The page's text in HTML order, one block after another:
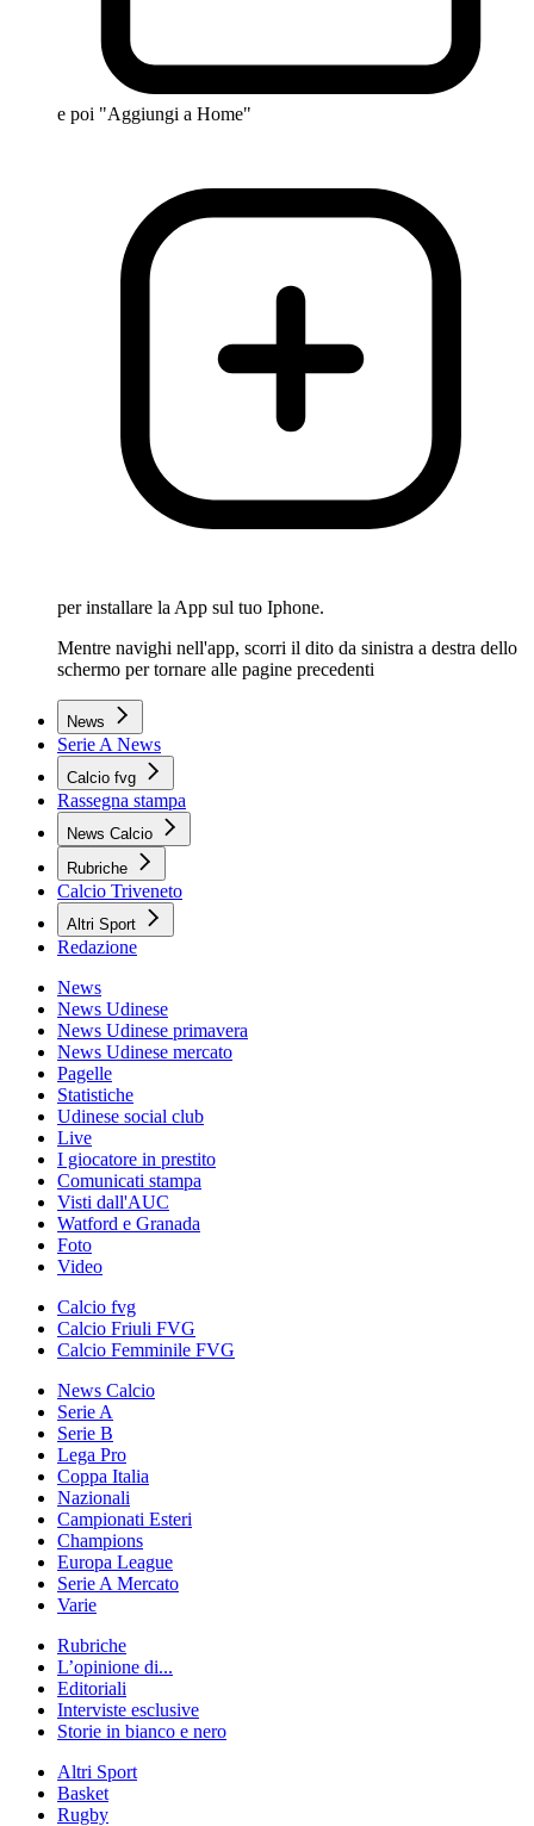
e poi "Aggiungi a Home"
per installare la App sul tuo Iphone.
Mentre navighi nell'app, scorri il dito da sinistra a destra dello
schermo per tornare alle pagine precedenti
News
Serie A News
Calcio fvg
Rassegna stampa
News Calcio
Rubriche
Calcio Triveneto
Altri Sport
Redazione
News
News Udinese
News Udinese primavera
News Udinese mercato
Pagelle
Statistiche
Udinese social club
Live
I giocatore in prestito
Comunicati stampa
Visti dall'AUC
Watford e Granada
Foto
Video
Calcio fvg
Calcio Friuli FVG
Calcio Femminile FVG
News Calcio
Serie A
Serie B
Lega Pro
Coppa Italia
Nazionali
Campionati Esteri
Champions
Europa League
Serie A Mercato
Varie
Rubriche
L’opinione di...
Editoriali
Interviste esclusive
Storie in bianco e nero
Altri Sport
Basket
Rugby